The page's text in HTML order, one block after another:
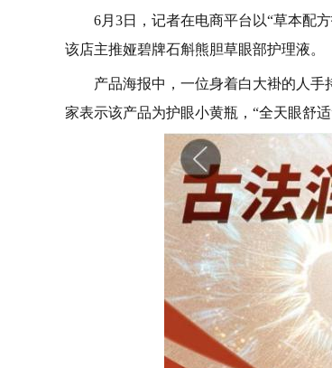
6月3日，记者在电商平台以“草本配
该店主推娅碧牌石斛熊胆草眼部护理液。
产品海报中，一位身着白大褂的人
家表示该产品为护眼小黄瓶，“全天眼舒适